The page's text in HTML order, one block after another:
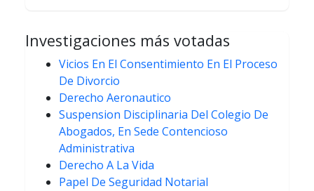
Investigaciones más votadas
Vicios En El Consentimiento En El Proceso
De Divorcio
Derecho Aeronautico
Suspension Disciplinaria Del Colegio De
Abogados, En Sede Contencioso
Administrativa
Derecho A La Vida
Papel De Seguridad Notarial